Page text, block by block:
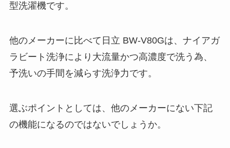
型洗濯機です。
他のメーカーに比べて日立 BW-V80Gは、ナイアガ
ラビート洗浄により大流量かつ高濃度で洗う為、
予洗いの手間を減らす洗浄力です。
選ぶポイントとしては、他のメーカーにない下記
の機能になるのではないでしょうか。